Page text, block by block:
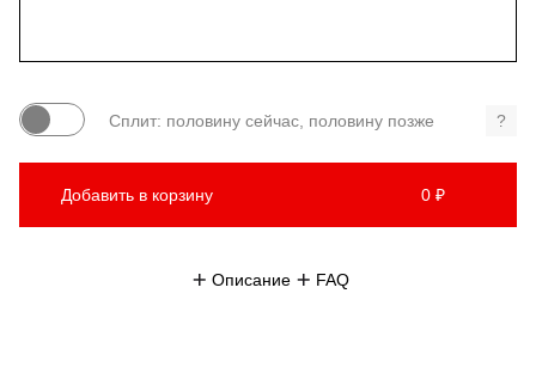
Сплит: половину сейчас, половину позже ?
Добавить в корзину 0 ₽
Описание FAQ